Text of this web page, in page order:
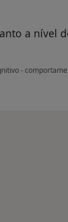
a nível
-